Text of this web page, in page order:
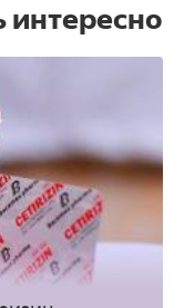
интересно